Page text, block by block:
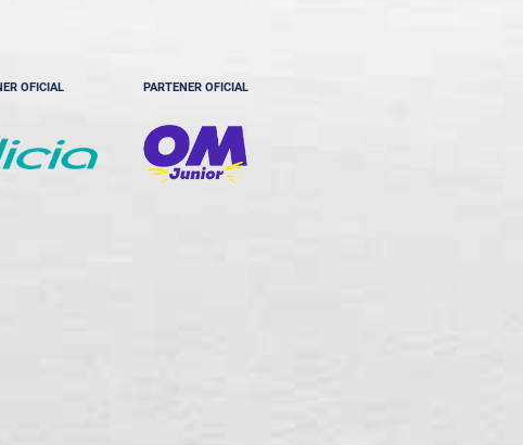
OFICIAL PARTENER OFICIAL